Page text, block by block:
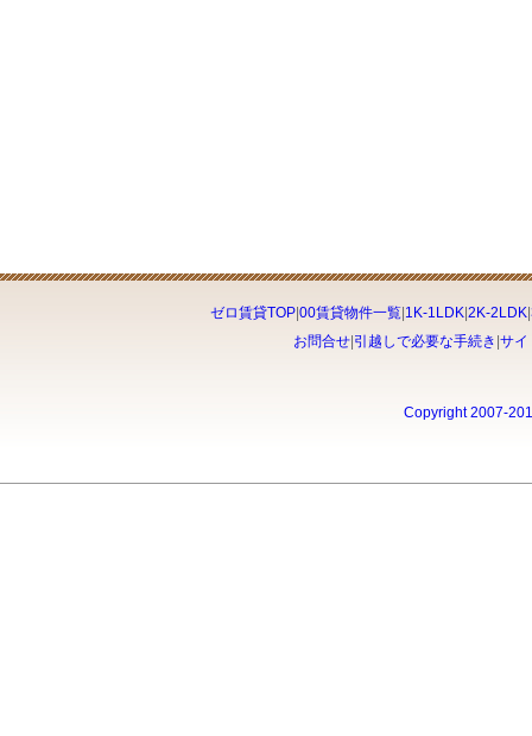
ゼロ賃貸TOP| 00賃貸物件一覧| 1K-1LDK| 2K-2LDK|
お問合せ 引越しで必要な手続き サイ
Copyright 2007-